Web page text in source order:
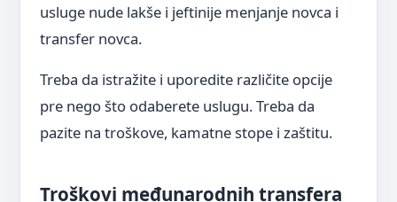
usluge nude lakše i jeftinije menjanje novca i
transfer novca.
Treba da istražite i uporedite različite opcije
pre nego što odaberete uslugu. Treba da
pazite na troškove, kamatne stope i zaštitu.
Troškovi međunarodnih transfera